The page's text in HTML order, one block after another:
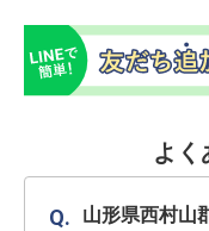
よく
山形県西村山